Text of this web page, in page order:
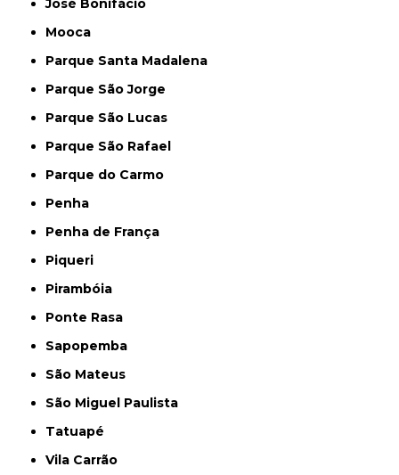
José Bonifácio
Mooca
Parque Santa Madalena
Parque São Jorge
Parque São Lucas
Parque São Rafael
Parque do Carmo
Penha
Penha de França
Piqueri
Pirambóia
Ponte Rasa
Sapopemba
São Mateus
São Miguel Paulista
Tatuapé
Vila Carrão